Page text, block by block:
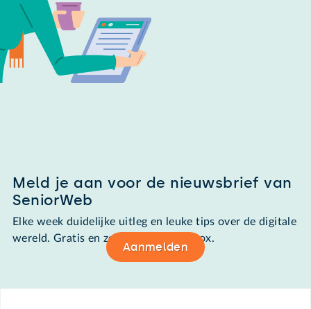
Meld je aan voor de nieuwsbrief van
SeniorWeb
Elke week duidelijke uitleg en leuke tips over de digitale
wereld. Gratis en zomaar in de mailbox.
Aanmelden